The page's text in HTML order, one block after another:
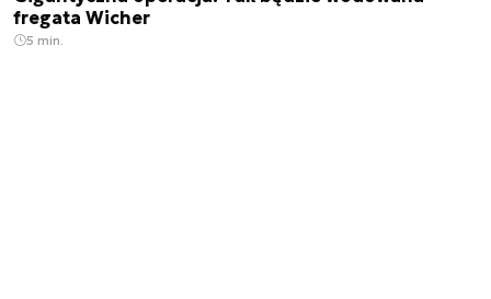
fregata Wicher
5 min.